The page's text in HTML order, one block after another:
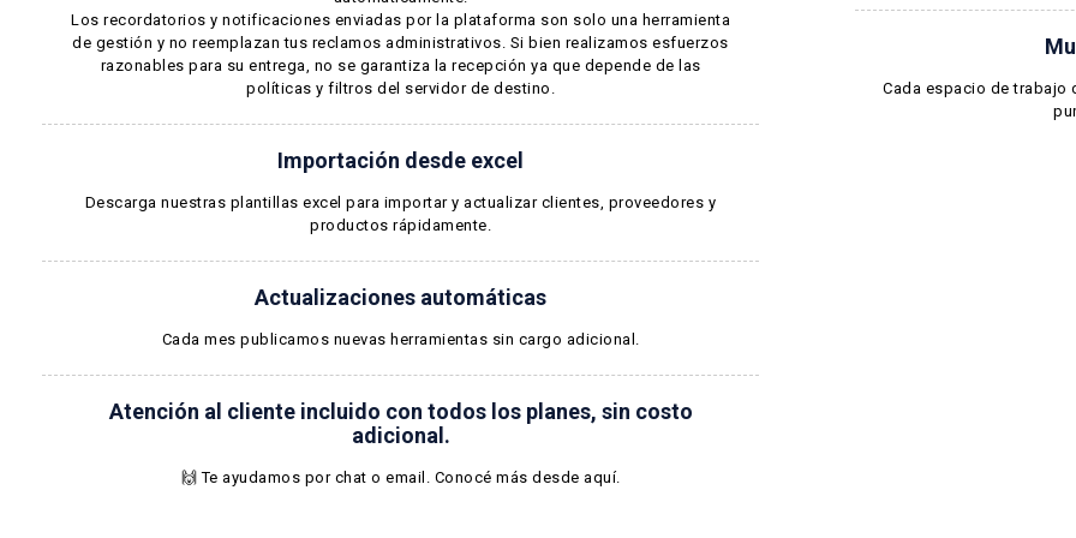
Los recordatorios y notificaciones enviadas por la plataforma son solo una herramienta
de gestión y no reemplazan tus reclamos administrativos. Si bien realizamos esfuerzos
razonables para su entrega, no se garantiza la recepción ya que depende de las
políticas y filtros del servidor de destino.
Importación desde excel
Descarga nuestras plantillas excel para importar y actualizar clientes, proveedores y
productos rápidamente.
Actualizaciones automáticas
Cada mes publicamos nuevas herramientas sin cargo adicional.
Atención al cliente incluido con todos los planes, sin costo
adicional.
🙌 Te ayudamos por chat o email. Conocé más desde aquí.
Cada espacio de trabajo